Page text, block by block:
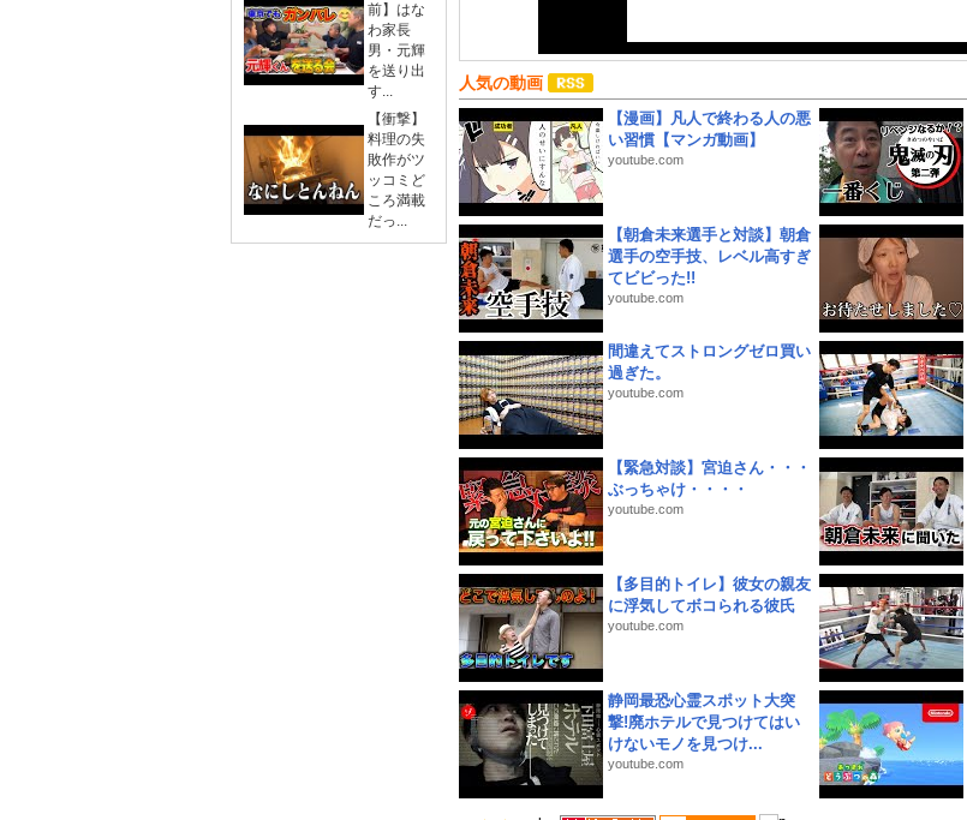
前】はな
わ家長
男・元輝
を送り出
す...
【衝撃】
料理の失
敗作がツ
ッコミど
ころ満載
だっ...
人気の動画
【漫画】凡人で終わる人の悪
い習慣【マンガ動画】
youtube.com
【朝倉未来選手と対談】朝倉
選手の空手技、レベル高すぎ
てビビった!!
youtube.com
間違えてストロングゼロ買い
過ぎた。
youtube.com
【緊急対談】宮迫さん・・・
ぶっちゃけ・・・・
youtube.com
【多目的トイレ】彼女の親友
に浮気してボコられる彼氏
youtube.com
静岡最恐心霊スポット大突
撃!廃ホテルで見つけてはい
けないモノを見つけ...
youtube.com